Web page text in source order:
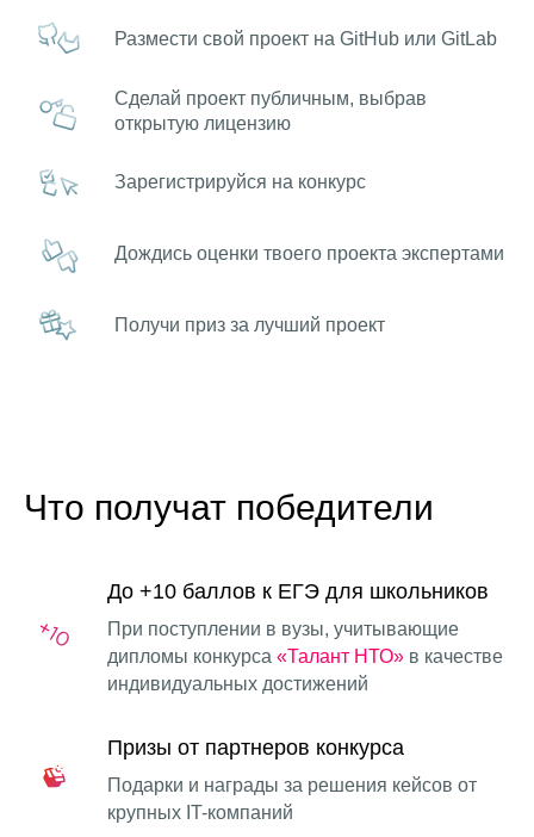
Размести свой проект на GitHub или GitLab
Сделай проект публичным, выбрав
открытую лицензию
Зарегистрируйся на конкурс
Дождись оценки твоего проекта экспертами
Получи приз за лучший проект
Что получат победители
До +10 баллов к ЕГЭ для школьников
При поступлении в вузы, учитывающие
дипломы конкурса «Талант НТО» в качестве
индивидуальных достижений
Призы от партнеров конкурса
Подарки и награды за решения кейсов от
крупных IT-компаний